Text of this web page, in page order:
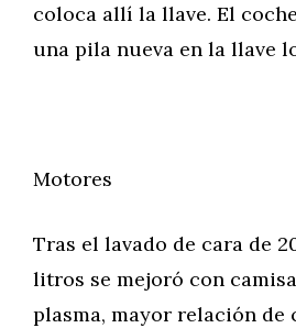
coloca allí la llave. El
una pila nueva en la llave
Motores
Tras el lavado de cara de
litros se mejoró con
plasma, mayor relación de